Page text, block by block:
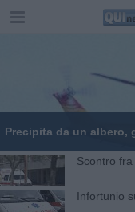
Precipita da un albero,
Scontro
Infortunio